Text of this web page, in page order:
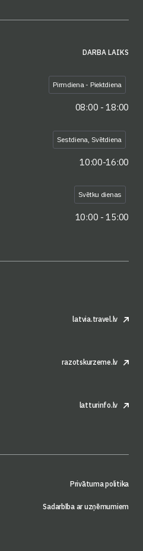
DARBA LAIKS
Pirmdiena - Piektdiena
08:00 - 18:00
Sestdiena, Svētdiena
10:00-16:00
Svētku dienas
10:00 - 15:00
latvia.travel.lv
razotskurzeme.lv
latturinfo.lv
Privātuma politika
Sadarbība ar uzņēmumiem